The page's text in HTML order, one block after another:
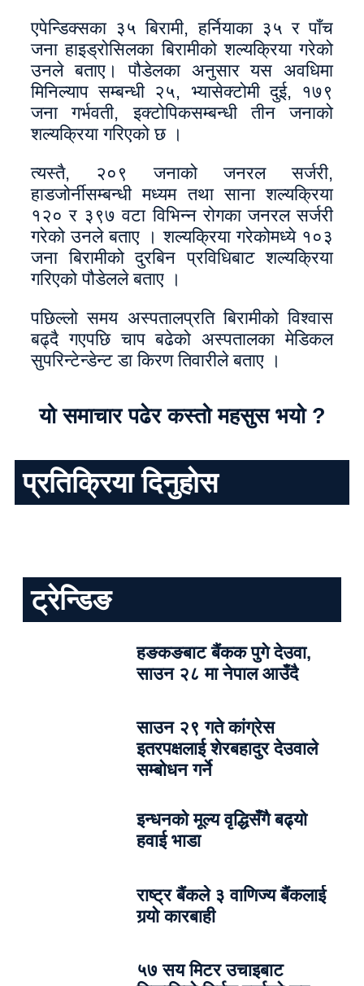
एपेन्डिक्सका ३५ बिरामी, हर्नियाका ३५ र पाँच
जना हाइड्रोसिलका बिरामीको शल्यक्रिया गरेको
उनले बताए। पौडेलका अनुसार यस अवधिमा
मिनिल्याप सम्बन्धी २५, भ्यासेक्टोमी दुई, १७९
जना गर्भवती, इक्टोपिकसम्बन्धी तीन जनाको
शल्यक्रिया गरिएको छ ।
त्यस्तै, २०९ जनाको जनरल सर्जरी,
हाडजोर्नीसम्बन्धी मध्यम तथा साना शल्यक्रिया
१२० र ३९७ वटा विभिन्न रोगका जनरल सर्जरी
गरेको उनले बताए । शल्यक्रिया गरेकोमध्ये १०३
जना बिरामीको दुरबिन प्रविधिबाट शल्यक्रिया
गरिएको पौडेलले बताए ।
पछिल्लो समय अस्पतालप्रति बिरामीको विश्वास
बढ्दै गएपछि चाप बढेको अस्पतालका मेडिकल
सुपरिन्टेन्डेन्ट डा किरण तिवारीले बताए ।
यो समाचार पढेर कस्तो महसुस भयो ?
प्रतिक्रिया दिनुहोस
ट्रेन्डिङ
हङकङबाट बैंकक पुगे देउवा,
साउन २८ मा नेपाल आउँदै
साउन २९ गते कांग्रेस
इतरपक्षलाई शेरबहादुर देउवाले
सम्बोधन गर्ने
इन्धनको मूल्य वृद्धिसँगै बढ्यो
हवाई भाडा
राष्ट्र बैंकले ३ वाणिज्य बैंकलाई
गर्‍यो कारबाही
५७ सय मिटर उचाइबाट